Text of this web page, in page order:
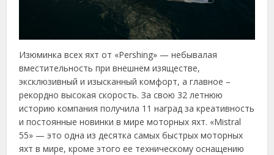
Изюминка всех яхт от «Pershing» — небывалая
вместительность при внешнем изяществе,
эксклюзивный и изысканный комфорт, а главное –
рекордно высокая скорость. За свою 32 летнюю
историю компания получила 11 наград за креативность
и постоянные новинки в мире моторных яхт. «Mistral
55» — это одна из десятка самых быстрых моторных
яхт в мире, кроме этого ее техническому оснащению